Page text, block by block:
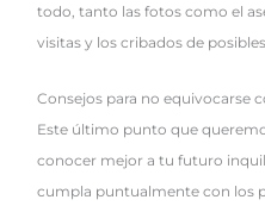
todo, tanto las fotos como el
visitas y los cribados de
Consejos para no equivocarse
Este último punto que
conocer mejor a tu futuro
cumpla puntualmente con los